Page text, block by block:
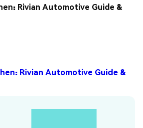
Rivian Automotive Guide &
Rivian Automotive Guide &